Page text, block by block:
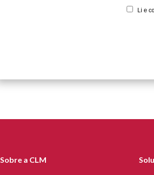
Li e
Sobre a CLM